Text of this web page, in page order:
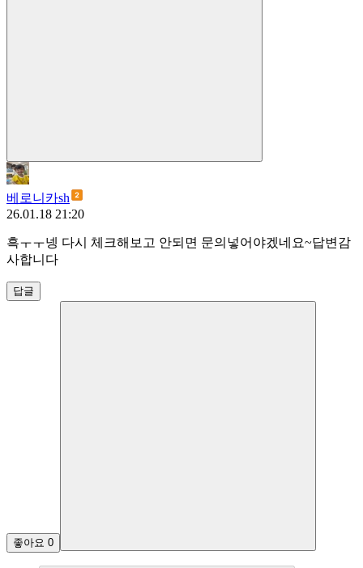
베로니카sh
26.01.18 21:20
흑ㅜㅜ넹 다시 체크해보고 안되면 문의넣어야겠네요~답변감
사합니다
답글
좋아요 0